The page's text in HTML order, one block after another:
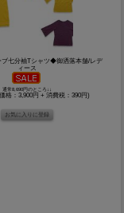
ブ七分袖Tシャツ◆御洒落本舗/レデ
ィース
通常8,690円のところ↓↓
格：3,900円 + 消費税：390円)